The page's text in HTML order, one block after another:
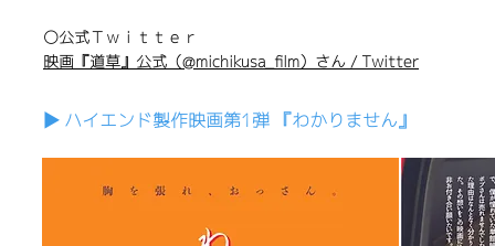
〇公式Ｔｗｉｔｔｅｒ
映画『道草』公式（@michikusa_film）さん / Twitter
▶︎ ハイエンド製作映画第1弾 『わかりません』